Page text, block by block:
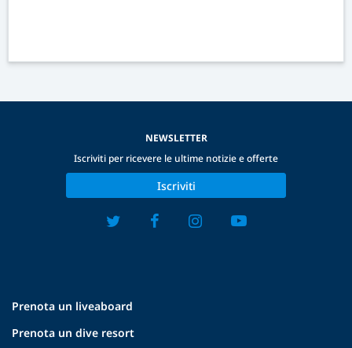
Prenota un liveaboard
Prenota un dive resort
NEWSLETTER
Iscriviti per ricevere le ultime notizie e offerte
Iscriviti